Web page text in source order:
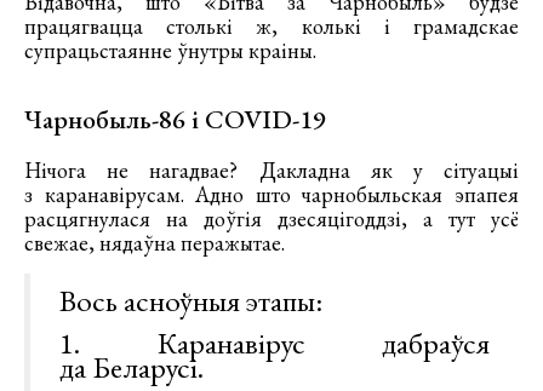
працягвацца столькі ж, колькі і грамадскае
супрацьстаянне ўнутры краіны.
Чарнобыль-86 і COVID-19
Нічога не нагадвае? Дакладна як у сітуацыі
з каранавірусам. Адно што чарнобыльская эпапея
расцягнулася на доўгія дзесяцігоддзі, а тут усё
свежае, нядаўна перажытае.
Вось асноўныя этапы:
1. Каранавірус дабраўся
да Беларусі.